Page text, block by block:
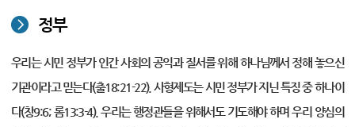
정부
우리는 시민 정부가 인간 사회의 공익과 질서를 위해 하나님께서 정해 놓으신
기관이라고 믿는다(출18:21-22). 사형제도는 시민 정부가 지닌 특징 중 하나이
다(창9:6; 롬13:3-4). 우리는 행정관들을 위해서도 기도해야 하며 우리 양심의